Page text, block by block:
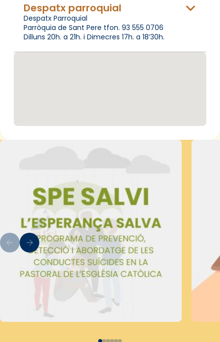
Despatx parroquial
Despatx Parroquial
Parròquia de Sant Pere tfon. 93 555 0706
Dilluns 20h. a 21h. i Dimecres 17h. a 18’30h.